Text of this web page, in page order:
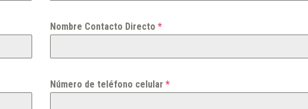
Nombre Contacto Directo *
Número de teléfono celular *